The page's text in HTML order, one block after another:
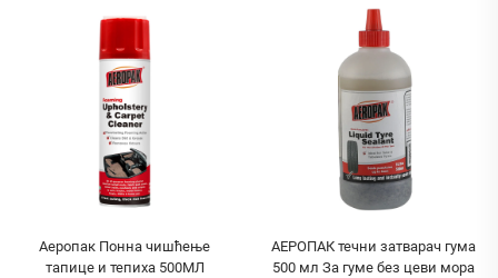
Аеропак Понна чишћење
тапице и тепиха 500МЛ
АЕРОПАК течни затварач гума
500 мл За гуме без цеви мора